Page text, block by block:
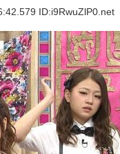
ID:i9RwuZlP0.net